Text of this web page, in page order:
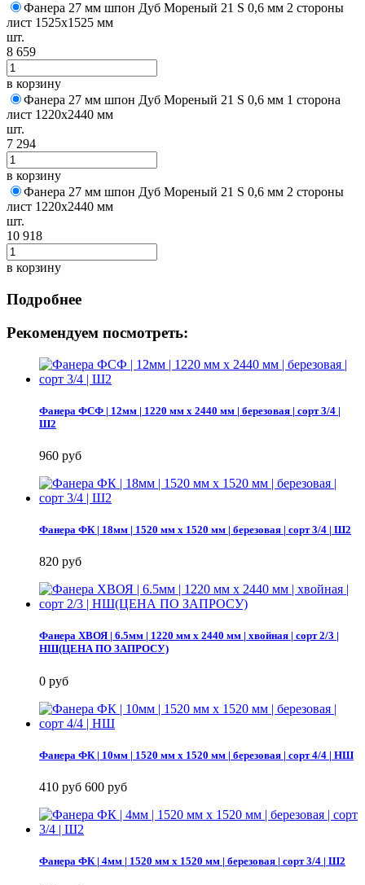
Фанера 27 мм шпон Дуб Мореный 21 S 0,6 мм 2 стороны
лист 1525х1525 мм
шт.
8 659
в корзину
Фанера 27 мм шпон Дуб Мореный 21 S 0,6 мм 1 сторона
лист 1220х2440 мм
шт.
7 294
в корзину
Фанера 27 мм шпон Дуб Мореный 21 S 0,6 мм 2 стороны
лист 1220х2440 мм
шт.
10 918
в корзину
Подробнее
Рекомендуем посмотреть:
Фанера ФСФ | 12мм | 1220 мм х 2440 мм | березовая | сорт 3/4 |
Ш2
960 руб
Фанера ФК | 18мм | 1520 мм х 1520 мм | березовая | сорт 3/4 | Ш2
820 руб
Фанера ХВОЯ | 6.5мм | 1220 мм х 2440 мм | хвойная | сорт 2/3 |
НШ(ЦЕНА ПО ЗАПРОСУ)
0 руб
Фанера ФК | 10мм | 1520 мм х 1520 мм | березовая | сорт 4/4 | НШ
410 руб 600 руб
Фанера ФК | 4мм | 1520 мм х 1520 мм | березовая | сорт 3/4 | Ш2